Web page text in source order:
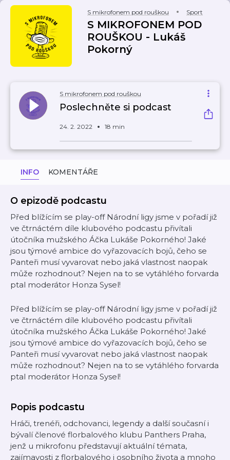
S mikrofonem pod rouškou Sport
S MIKROFONEM POD
ROUŠKOU - Lukáš
Pokorný
S mikrofonem pod rouškou
Poslechněte si podcast
24. 2. 2022 18 min
INFO KOMENTÁŘE
O epizodě podcastu
Před blížícím se play-off Národní ligy jsme v pořadí již
ve čtrnáctém díle klubového podcastu přivítali
útočníka mužského Áčka Lukáše Pokorného! Jaké
jsou týmové ambice do vyřazovacích bojů, čeho se
Panteři musí vyvarovat nebo jaká vlastnost naopak
může rozhodnout? Nejen na to se vytáhlého forvarda
ptal moderátor Honza Sysel!
Před blížícím se play-off Národní ligy jsme v pořadí již
ve čtrnáctém díle klubového podcastu přivítali
útočníka mužského Áčka Lukáše Pokorného! Jaké
jsou týmové ambice do vyřazovacích bojů, čeho se
Panteři musí vyvarovat nebo jaká vlastnost naopak
může rozhodnout? Nejen na to se vytáhlého forvarda
ptal moderátor Honza Sysel!
Popis podcastu
Hráči, trenéři, odchovanci, legendy a další současní i
bývalí členové florbalového klubu Panthers Praha,
jenž u mikrofonu představují aktuální témata,
zajímavosti z florbalového i osobního života a mnoho